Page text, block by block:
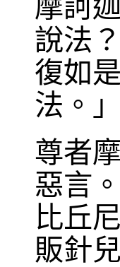
摩訶
說法
復如
法。」
尊者
惡言
比丘
販針